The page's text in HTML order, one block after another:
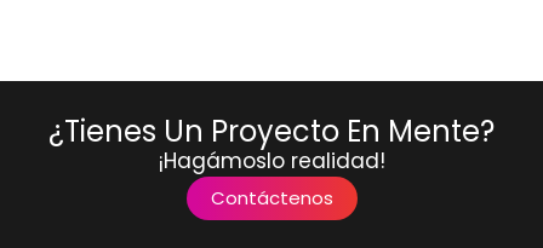
¿Tienes Un Proyecto En Mente?
¡Hagámoslo realidad!
Contáctenos